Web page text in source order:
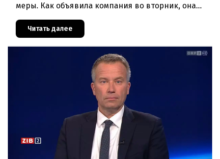
меры. Как объявила компания во вторник, она
Грац.Причиной столь жесткой экономии
Читать далее